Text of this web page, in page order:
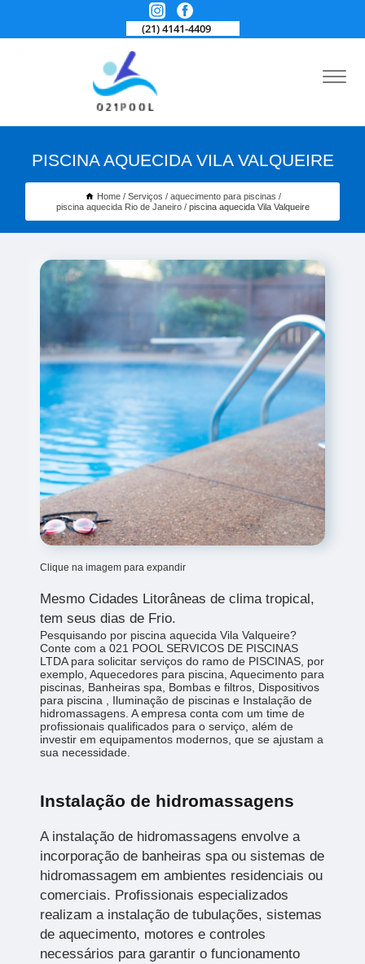
(21) 4141-4409
PISCINA AQUECIDA VILA VALQUEIRE
Home Serviços
aquecimento para piscinas
piscina aquecida Rio de Janeiro
piscina aquecida Vila Valqueire
Clique na imagem para expandir
Mesmo Cidades Litorâneas de clima tropical,
tem seus dias de Frio.
Pesquisando por piscina aquecida Vila Valqueire?
Conte com a 021 POOL SERVICOS DE PISCINAS
LTDA para solicitar serviços do ramo de PISCINAS, por
exemplo, Aquecedores para piscina, Aquecimento para
piscinas, Banheiras spa, Bombas e filtros, Dispositivos
para piscina , Iluminação de piscinas e Instalação de
hidromassagens. A empresa conta com um time de
profissionais qualificados para o serviço, além de
investir em equipamentos modernos, que se ajustam a
sua necessidade.
Instalação de hidromassagens
A instalação de hidromassagens envolve a
incorporação de banheiras spa ou sistemas de
hidromassagem em ambientes residenciais ou
comerciais. Profissionais especializados
realizam a instalação de tubulações, sistemas
de aquecimento, motores e controles
necessários para garantir o funcionamento